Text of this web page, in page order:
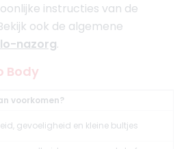
instructies van de
ook de algemene
nazorg.
Body
voorkomen?
gevoeligheid en kleine bultjes